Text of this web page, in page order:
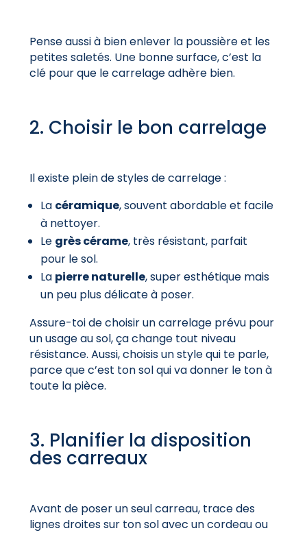
Pense aussi à bien enlever la poussière et les
petites saletés. Une bonne surface, c’est la
clé pour que le carrelage adhère bien.
2. Choisir le bon carrelage
Il existe plein de styles de carrelage :
La céramique, souvent abordable et facile
à nettoyer.
Le grès cérame, très résistant, parfait
pour le sol.
La pierre naturelle, super esthétique mais
un peu plus délicate à poser.
Assure-toi de choisir un carrelage prévu pour
un usage au sol, ça change tout niveau
résistance. Aussi, choisis un style qui te parle,
parce que c’est ton sol qui va donner le ton à
toute la pièce.
3. Planifier la disposition
des carreaux
Avant de poser un seul carreau, trace des
lignes droites sur ton sol avec un cordeau ou